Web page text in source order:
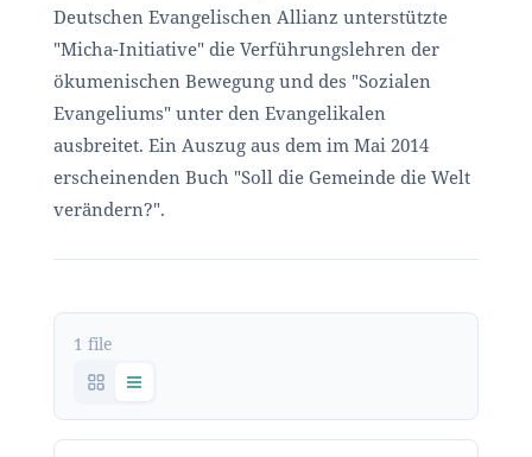
Deutschen Evangelischen Allianz unterstützte
"Micha-Initiative" die Verführungslehren der
ökumenischen Bewegung und des "Sozialen
Evangeliums" unter den Evangelikalen
ausbreitet. Ein Auszug aus dem im Mai 2014
erscheinenden Buch "Soll die Gemeinde die Welt
verändern?".
1 file